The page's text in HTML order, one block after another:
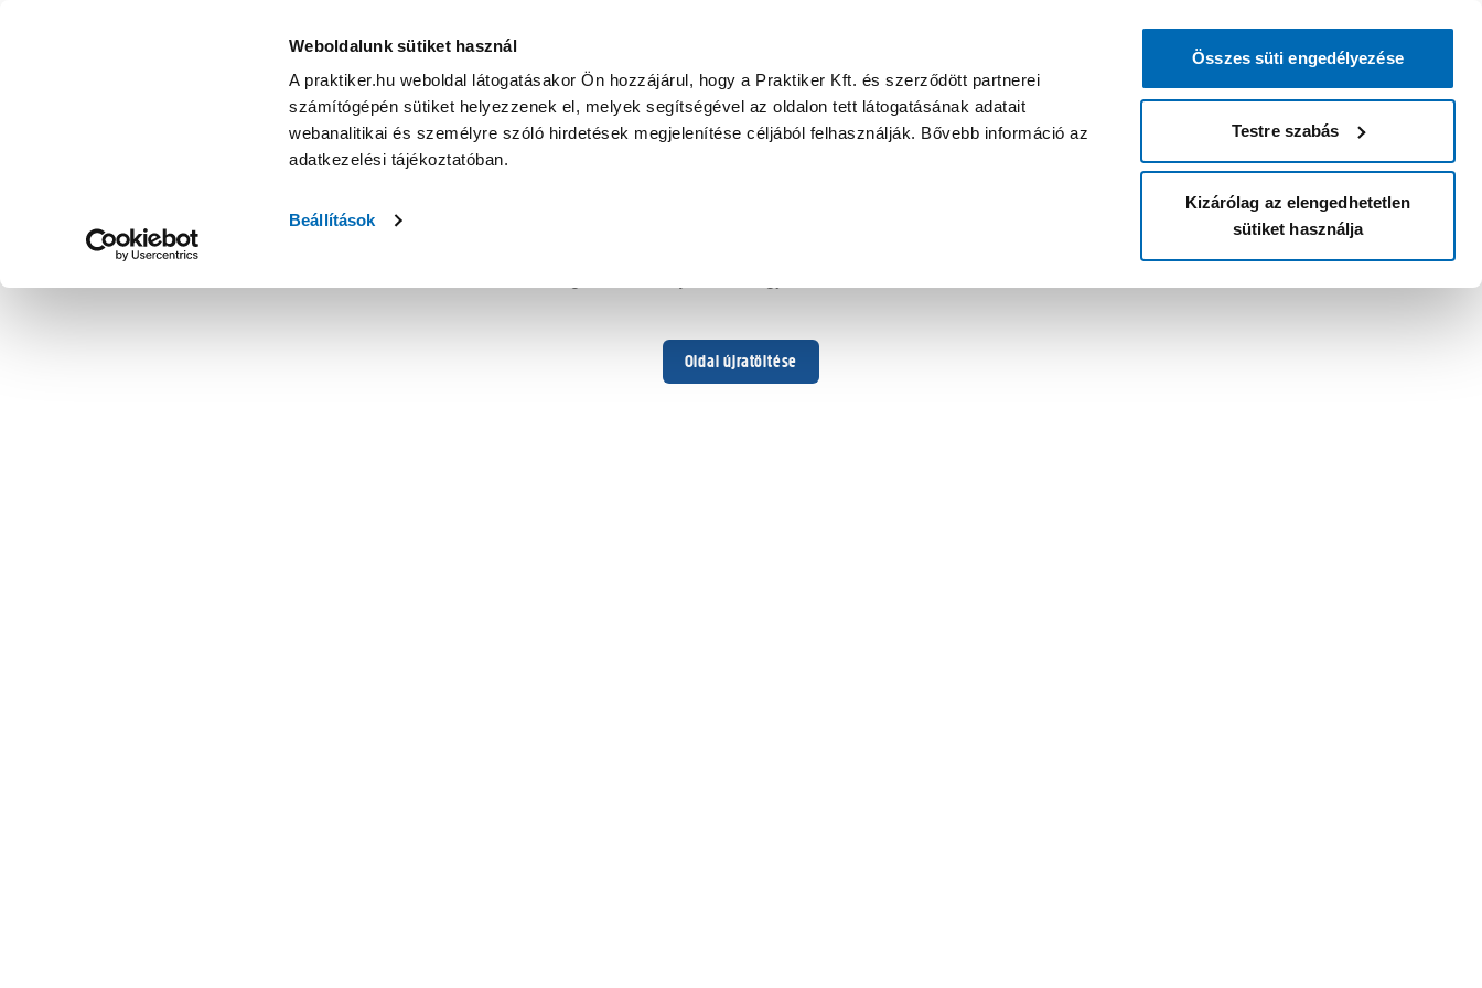
Weboldalunk sütiket használ
A praktiker.hu weboldal látogatásakor Ön hozzájárul, hogy a Praktiker Kft. és szerződött partnerei
számítógépén sütiket helyezzenek el, melyek segítségével az oldalon tett látogatásának adatait
webanalitikai és személyre szóló hirdetések megjelenítése céljából felhasználják. Bővebb információ az
adatkezelési tájékoztatóban.
Beállítások
Összes süti engedélyezése
Testre szabás
Kizárólag az elengedhetetlen
sütiket használja
Oldal újratöltése